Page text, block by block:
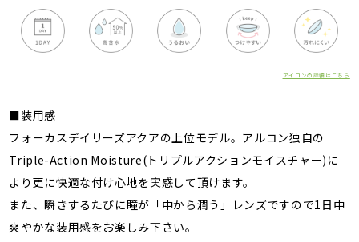
アイコンの詳細はこちら
■装用感
フォーカスデイリーズアクアの上位モデル。アルコン独自の
Triple-Action Moisture(トリプルアクションモイスチャー)に
より更に快適な付け心地を実感して頂けます。
また、瞬きするたびに瞳が「中から潤う」レンズですので1日中
爽やかな装用感をお楽しみ下さい。